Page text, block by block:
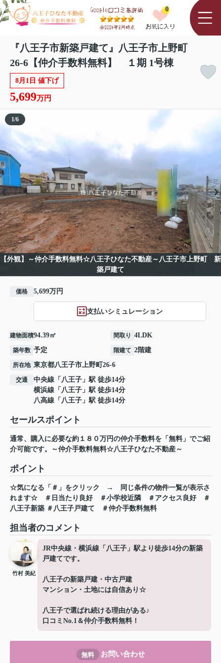
0
『八王子市新築戸建て』八王子市上野町
26-6【仲介手数料無料】 １期 1号棟
8月1日 値下げ
5,699万円
【外観】～仲介手数料無料☆八王子ひなた不動産～八王子市上野町 新
築戸建て
1/6
価格 5,699万円
支払いシミュレーション
建物面積94.39㎡ 間取り 4LDK
築年数 予定 階建て 2階建
所在地 東京都八王子市上野町 26-6
交通 中央線 「 八王子 」駅 徒歩14分
横浜線 「 八王子 」駅 徒歩14分
八高線 「 八王子 」駅 徒歩14分
セールスポイント
通常、購入に必要な約１８０万円の仲介手数料を「無料」でご紹
介可能です。～仲介手数料無料☆八王子ひなた不動産～
ポイント
☆気になる「＃」をクリック →
同じ条件の物件一覧が表示さ
れます☆
＃日当たり良好 ＃小学校近隣 ＃アクセス良好
＃
八王子新築 ＃八王子戸建て
＃仲介手数料無料
担当者のコメント
竹村 美紀
JR中央線・横浜線「八王子」駅より徒歩14分の新築
戸建てです。
八王子の新築戸建・中古戸建
マンション・土地には自信あり☆
八王子で選ばれ続ける理由がある♪
口コミNo.1＆仲介手数料無料！
無料 お問い合わせ